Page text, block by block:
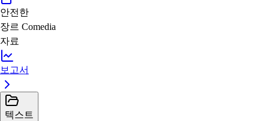
안전한
장르 Comedia
자료
보고서
텍스트